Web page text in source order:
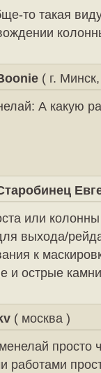
то такая
( г.
А какую
или
выхода/
к
и острые
( москва )
просто
работами